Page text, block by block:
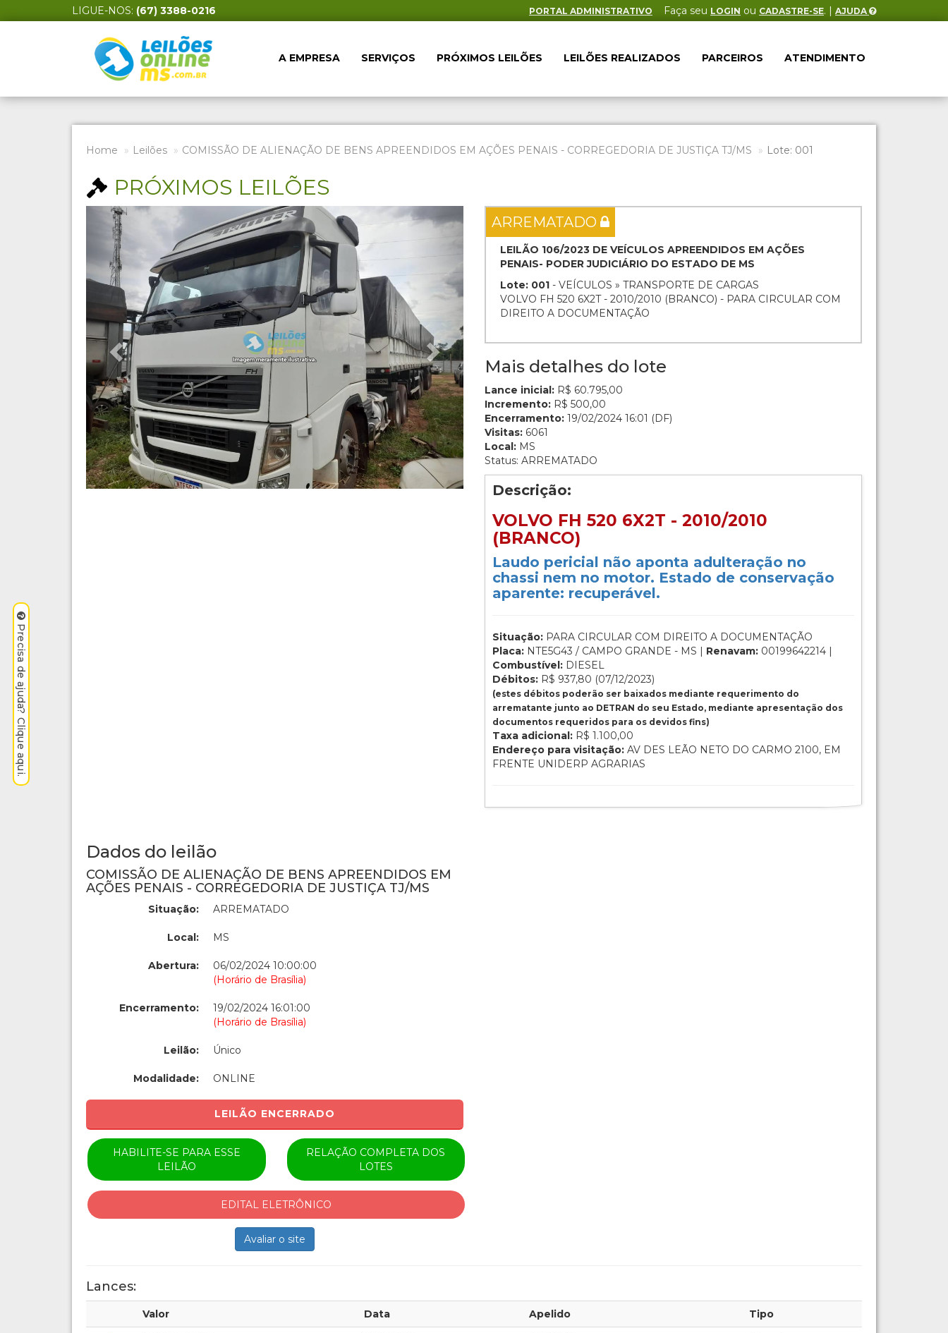
LIGUE-NOS: (67) 3388-0216 PORTAL ADMINISTRATIVO Faça seu LOGIN ou CADASTRE-SE. | AJUDA
A EMPRESA SERVIÇOS PRÓXIMOS LEILÕES LEILÕES REALIZADOS PARCEIROS ATENDIMENTO
Home Leilões COMISSÃO DE ALIENAÇÃO DE BENS APREENDIDOS EM AÇÕES PENAIS - CORREGEDORIA DE JUSTIÇA TJ/MS Lote: 001
PRÓXIMOS LEILÕES
Previous ARREMATADO
LEILÃO 106/2023 DE VEÍCULOS APREENDIDOS EM AÇÕES
PENAIS- PODER JUDICIÁRIO DO ESTADO DE MS
Lote: 001 - VEÍCULOS » TRANSPORTE DE CARGAS
VOLVO FH 520 6X2T - 2010/2010 (BRANCO) - PARA CIRCULAR COM
DIREITO A DOCUMENTAÇÃO
Mais detalhes do lote
Lance inicial: R$ 60.795,00
Incremento: R$ 500,00
Encerramento: 19/02/2024 16:01 (DF)
Visitas: 6061
Local: MS
Status: ARREMATADO
Descrição:
VOLVO FH 520 6X2T - 2010/2010
(BRANCO)
Laudo pericial não aponta adulteração no
chassi nem no motor. Estado de conservação
aparente: recuperável.
Situação: PARA CIRCULAR COM DIREITO A DOCUMENTAÇÃO
Placa: NTE5G43 / CAMPO GRANDE - MS | Renavam: 00199642214 |
Combustível: DIESEL
Débitos: R$ 937,80 (07/12/2023)
(estes débitos poderão ser baixados mediante requerimento do
arrematante junto ao DETRAN do seu Estado, mediante apresentação dos
documentos requeridos para os devidos fins)
Taxa adicional: R$ 1.100,00
Endereço para visitação: AV DES LEÃO NETO DO CARMO 2100, EM
FRENTE UNIDERP AGRARIAS
Dados do leilão
COMISSÃO DE ALIENAÇÃO DE BENS APREENDIDOS EM
AÇÕES PENAIS - CORREGEDORIA DE JUSTIÇA TJ/MS
Situação: ARREMATADO
Local: MS
Abertura:
06/02/2024 10:00:00
(Horário de Brasília)
Encerramento:
19/02/2024 16:01:00
(Horário de Brasília)
Leilão: Único
Modalidade: ONLINE
LEILÃO ENCERRADO
HABILITE-SE PARA ESSE
LEILÃO
RELAÇÃO COMPLETA DOS
LOTES
EDITAL ELETRÔNICO
Avaliar o site
Lances:
Valor Data Apelido Tipo
Precisa de ajuda? Clique aqui.